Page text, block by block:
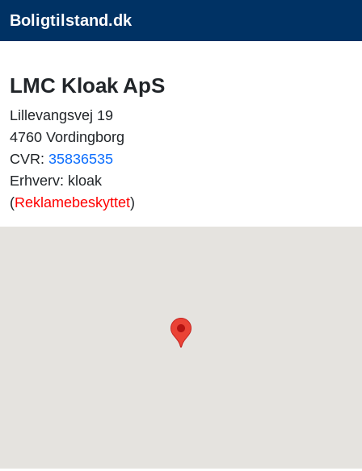
Boligtilstand.dk
LMC Kloak ApS
Lillevangsvej 19
4760 Vordingborg
CVR: 35836535
Erhverv: kloak
(Reklamebeskyttet)